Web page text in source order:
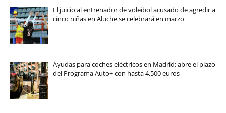
El juicio al entrenador de voleibol acusado de agredir a
cinco niñas en Aluche se celebrará en marzo
Ayudas para coches eléctricos en Madrid: abre el plazo
del Programa Auto+ con hasta 4.500 euros